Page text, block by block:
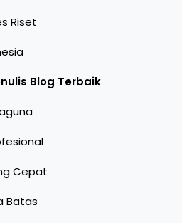
Riset
Blog Terbaik
Cepat
Batas